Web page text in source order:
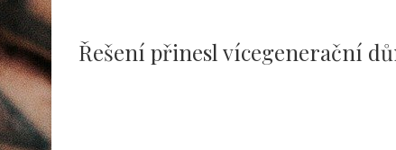
Řešení přinesl vícegenerační